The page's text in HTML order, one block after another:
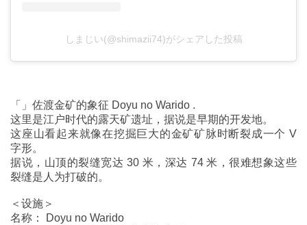
しまじい(@shimazii74)がシェアした投稿
「」佐渡金矿的象征 Doyu no Warido .
这里是江户时代的露天矿遗址，据说是早期的开发地。
这座山看起来就像在挖掘巨大的金矿矿脉时断裂成一个 V
字形。
据说，山顶的裂缝宽达 30 米，深达 74 米，很难想象这些
裂缝是人为打破的。
＜设施＞
名称： Doyu no Warido